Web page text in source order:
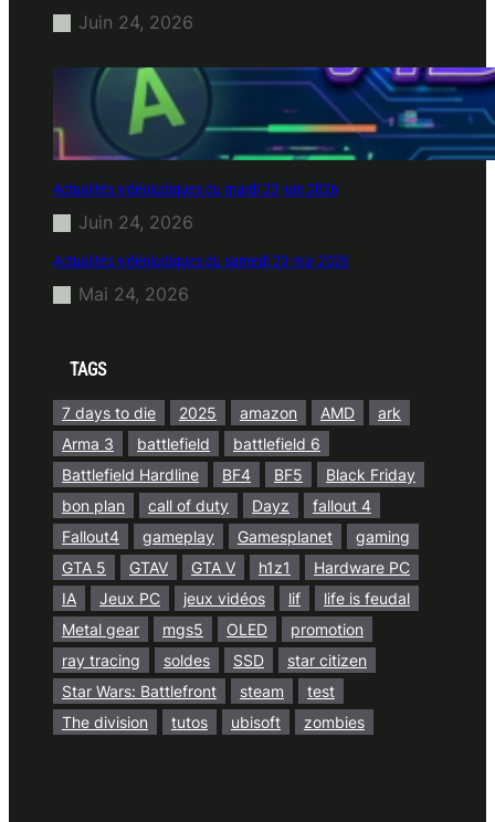
Juin 24, 2026
Actualités vidéoludiques du mardi 23 juin 2026
Juin 24, 2026
Actualités vidéoludiques du samedi 23 mai 2026
Mai 24, 2026
TAGS
7 days to die 2025 amazon AMD
ark
Arma 3
battlefield
battlefield 6
Battlefield Hardline
BF4 BF5
Black Friday
bon plan
call of duty Dayz
fallout 4
Fallout4
gameplay Gamesplanet
gaming
GTA 5
GTAV GTA V h1z1
Hardware PC
IA
Jeux PC jeux vidéos lif
life is feudal
Metal gear
mgs5 OLED
promotion
ray tracing
soldes SSD
star citizen
Star Wars: Battlefront
steam
test
The division
tutos ubisoft zombies